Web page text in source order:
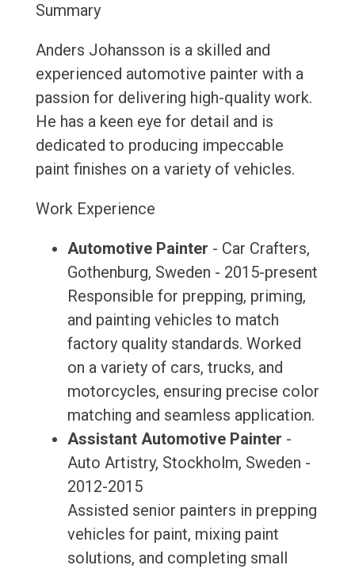
Summary
Anders Johansson is a skilled and
experienced automotive painter with a
passion for delivering high-quality work.
He has a keen eye for detail and is
dedicated to producing impeccable
paint finishes on a variety of vehicles.
Work Experience
Automotive Painter - Car Crafters,
Gothenburg, Sweden - 2015-present
Responsible for prepping, priming,
and painting vehicles to match
factory quality standards. Worked
on a variety of cars, trucks, and
motorcycles, ensuring precise color
matching and seamless application.
Assistant Automotive Painter -
Auto Artistry, Stockholm, Sweden -
2012-2015
Assisted senior painters in prepping
vehicles for paint, mixing paint
solutions, and completing small